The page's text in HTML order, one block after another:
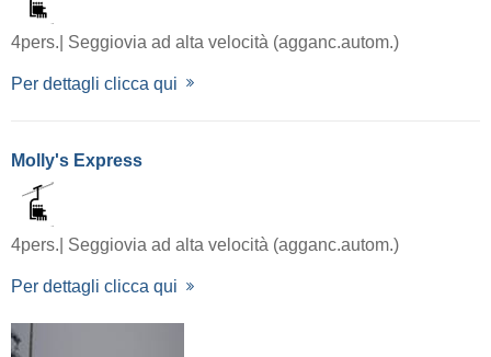
4pers.| Seggiovia ad alta velocità (agganc.autom.)
Per dettagli clicca qui
Molly's Express
4pers.| Seggiovia ad alta velocità (agganc.autom.)
Per dettagli clicca qui